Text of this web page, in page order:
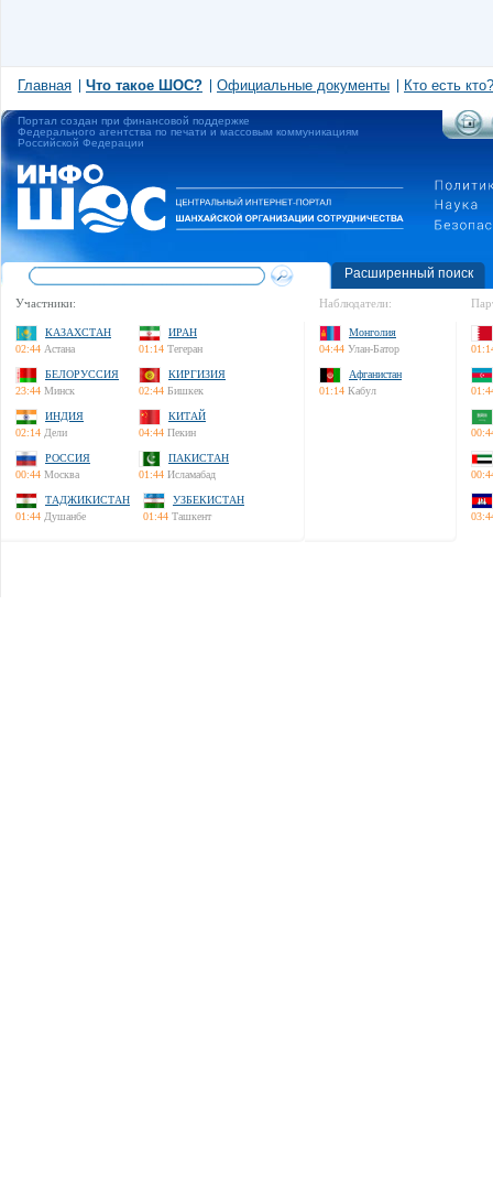
Главная Что такое ШОС? Официальные документы Кто есть кто?
Портал создан при финансовой поддержке
Федерального агентства по печати и массовым коммуникациям
Российской Федерации
Расширенный поиск
Участники:
КАЗАХСТАН
02:44 Астана
ИРАН
01:14 Тегеран
БЕЛОРУССИЯ
23:44 Минск
КИРГИЗИЯ
02:44 Бишкек
ИНДИЯ
02:14 Дели
КИТАЙ
04:44 Пекин
РОССИЯ
00:44 Москва
ПАКИСТАН
01:44 Исламабад
ТАДЖИКИСТАН
01:44 Душанбе
УЗБЕКИСТАН
01:44 Ташкент
Наблюдатели:
Монголия
04:44 Улан-Батор
Афганистан
01:14 Кабул